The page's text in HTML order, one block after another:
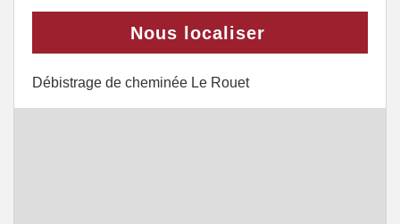
Nous localiser
Débistrage de cheminée Le Rouet